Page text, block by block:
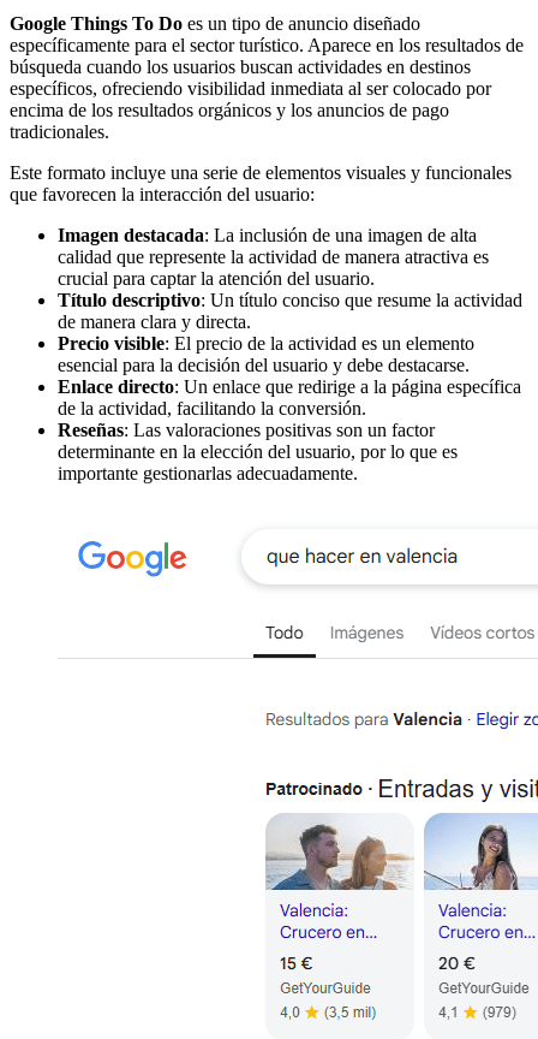
Google Things To Do es un tipo de anuncio diseñado
específicamente para el sector turístico. Aparece en los resultados de
búsqueda cuando los usuarios buscan actividades en destinos
específicos, ofreciendo visibilidad inmediata al ser colocado por
encima de los resultados orgánicos y los anuncios de pago
tradicionales.
Este formato incluye una serie de elementos visuales y funcionales
que favorecen la interacción del usuario:
Imagen destacada: La inclusión de una imagen de alta
calidad que represente la actividad de manera atractiva es
crucial para captar la atención del usuario.
Título descriptivo: Un título conciso que resume la actividad
de manera clara y directa.
Precio visible: El precio de la actividad es un elemento
esencial para la decisión del usuario y debe destacarse.
Enlace directo: Un enlace que redirige a la página específica
de la actividad, facilitando la conversión.
Reseñas: Las valoraciones positivas son un factor
determinante en la elección del usuario, por lo que es
importante gestionarlas adecuadamente.